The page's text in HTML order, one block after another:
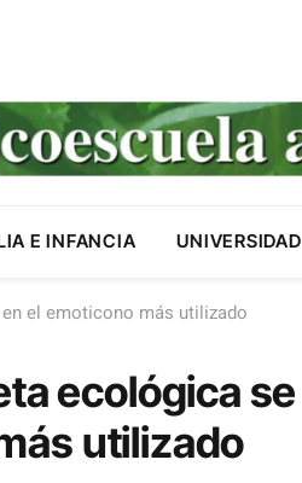
E INFANCIA UNIVERSIDAD
el emoticono más utilizado
ecológica se
utilizado